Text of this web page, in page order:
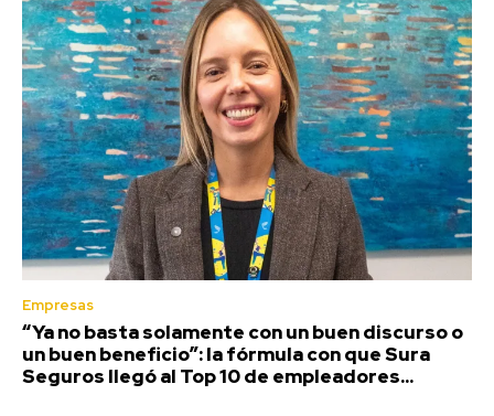
Empresas
“Ya no basta solamente con un buen discurso o
un buen beneficio”: la fórmula con que Sura
Seguros llegó al Top 10 de empleadores...